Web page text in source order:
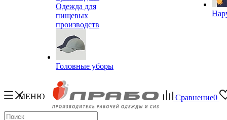
Одежда для
пищевых
производств
Головные уборы
МЕНЮ Сравнение0